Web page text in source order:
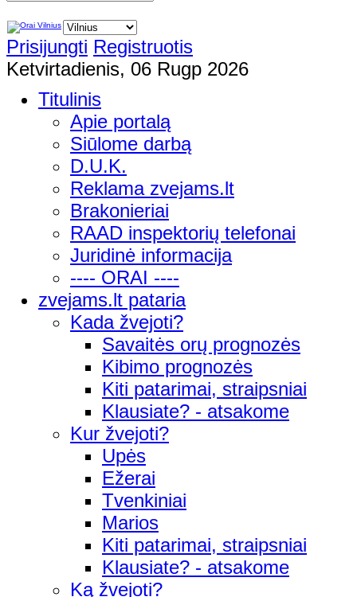
Prisijungti Registruotis
Ketvirtadienis, 06 Rugp 2026
Titulinis
Apie portalą
Siūlome darbą
D.U.K.
Reklama zvejams.lt
Brakonieriai
RAAD inspektorių telefonai
Juridinė informacija
---- ORAI ----
zvejams.lt pataria
Kada žvejoti?
Savaitės orų prognozės
Kibimo prognozės
Kiti patarimai, straipsniai
Klausiate? - atsakome
Kur žvejoti?
Upės
Ežerai
Tvenkiniai
Marios
Kiti patarimai, straipsniai
Klausiate? - atsakome
Ką žvejoti?